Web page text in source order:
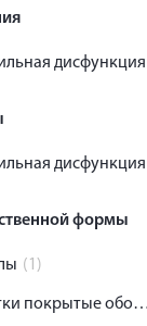
дисфункция
дисфункция
формы
(1)
Таблетки покрытые оболочкой